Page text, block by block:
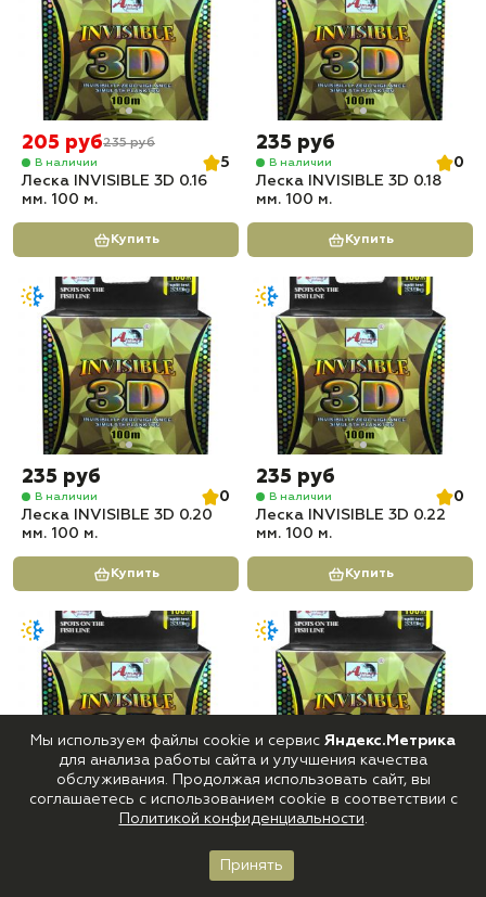
205 руб235 руб
В наличии
5
Леска INVISIBLE 3D 0.16
мм. 100 м.
Купить
235 руб
В наличии
0
Леска INVISIBLE 3D 0.18
мм. 100 м.
Купить
235 руб
В наличии
0
Леска INVISIBLE 3D 0.20
мм. 100 м.
Купить
235 руб
В наличии
0
Леска INVISIBLE 3D 0.22
мм. 100 м.
Купить
Леска INVISIBLE 3D 0.25
235 руб
Леска INVISIBLE 3D 0.28
мм. 100 м.
Корзина
Мы используем файлы cookie и сервис Яндекс.Метрика
для анализа работы сайта и улучшения качества
обслуживания. Продолжая использовать сайт, вы
соглашаетесь с использованием cookie в соответствии с
Политикой конфиденциальности.
Принять